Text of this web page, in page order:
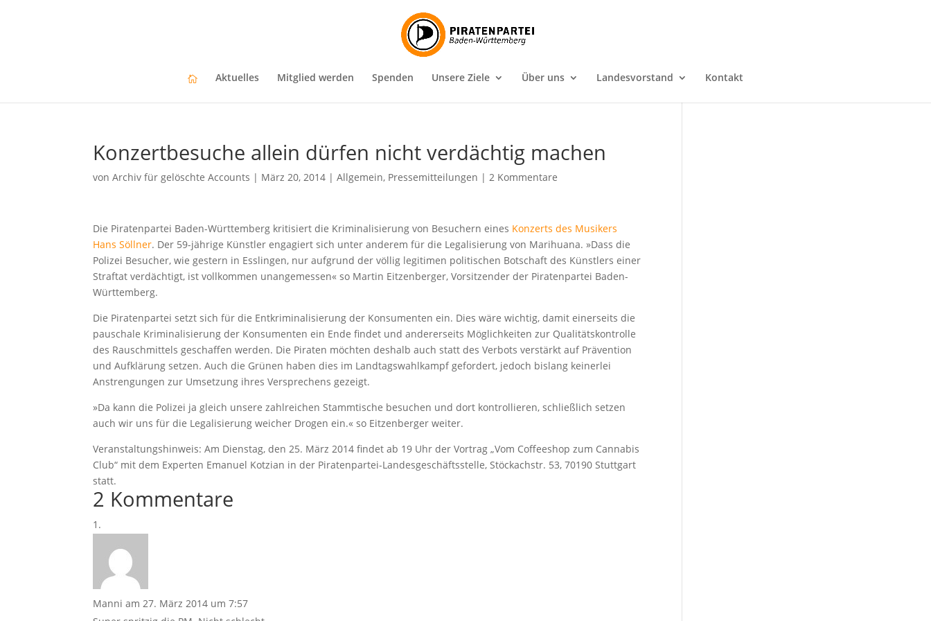
Aktuelles Mitglied werden Spenden Unsere Ziele Über uns Landesvorstand Kontakt
Konzertbesuche allein dürfen nicht verdächtig machen
vonArchiv für gelöschte Accounts | März 20, 2014 |Allgemein, Pressemitteilungen |2 Kommentare
Die Piratenpartei Baden-Württemberg kritisiert die Kriminalisierung von Besuchern eines Konzerts des Musikers
Hans Söllner. Der 59-jährige Künstler engagiert sich unter anderem für die Legalisierung von Marihuana. »Dass die
Polizei Besucher, wie gestern in Esslingen, nur aufgrund der völlig legitimen politischen Botschaft des Künstlers einer
Straftat verdächtigt, ist vollkommen unangemessen« so Martin Eitzenberger, Vorsitzender der Piratenpartei Baden-
Württemberg.
Die Piratenpartei setzt sich für die Entkriminalisierung der Konsumenten ein. Dies wäre wichtig, damit einerseits die
pauschale Kriminalisierung der Konsumenten ein Ende findet und andererseits Möglichkeiten zur Qualitätskontrolle
des Rauschmittels geschaffen werden. Die Piraten möchten deshalb auch statt des Verbots verstärkt auf Prävention
und Aufklärung setzen. Auch die Grünen haben dies im Landtagswahlkampf gefordert, jedoch bislang keinerlei
Anstrengungen zur Umsetzung ihres Versprechens gezeigt.
»Da kann die Polizei ja gleich unsere zahlreichen Stammtische besuchen und dort kontrollieren, schließlich setzen
auch wir uns für die Legalisierung weicher Drogen ein.« so Eitzenberger weiter.
Veranstaltungshinweis: Am Dienstag, den 25. März 2014 findet ab 19 Uhr der Vortrag „Vom Coffeeshop zum Cannabis
Club“ mit dem Experten Emanuel Kotzian in der Piratenpartei-Landesgeschäftsstelle, Stöckachstr. 53, 70190 Stuttgart
statt.
2 Kommentare
Manni am 27. März 2014 um 7:57